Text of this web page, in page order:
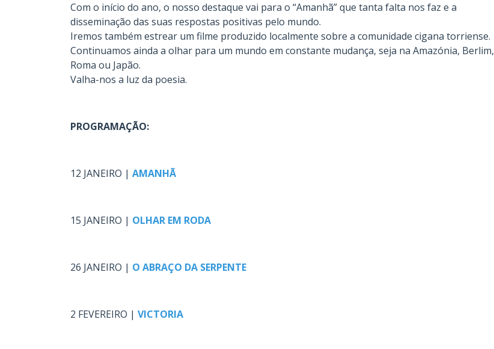
Com o início do ano, o nosso destaque vai para o “Amanhã” que tanta falta nos faz e a
disseminação das suas respostas positivas pelo mundo.
Iremos também estrear um filme produzido localmente sobre a comunidade cigana torriense.
Continuamos ainda a olhar para um mundo em constante mudança, seja na Amazónia, Berlim,
Roma ou Japão.
Valha-nos a luz da poesia.
PROGRAMAÇÃO:
12 JANEIRO | AMANHÃ
15 JANEIRO | OLHAR EM RODA
26 JANEIRO | O ABRAÇO DA SERPENTE
2 FEVEREIRO | VICTORIA